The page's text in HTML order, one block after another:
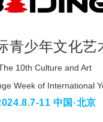
青少年文化艺
10th Culture and Art
Week of International
11 中国·北京